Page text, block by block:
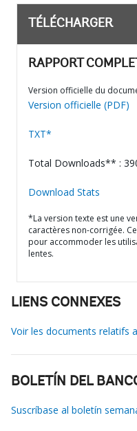
TÉLÉCHARGER
RAPPORT
Version officielle du
Version officielle (PDF)
TXT*
Total Downloads** :
Download Stats
*La version texte est une
caractères non-corrigée.
pour accommoder les
lentes.
LIENS CONNEXES
Voir les documents relatifs
BOLETÍN DEL
Suscríbase al boletín